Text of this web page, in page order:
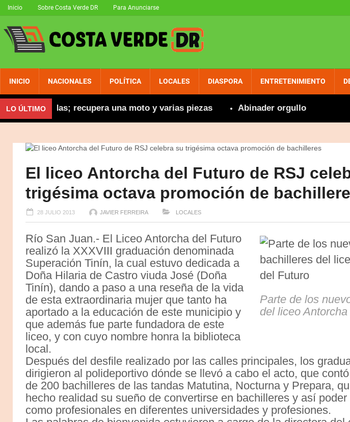
Inicio Sobre Costa Verde DR Para Anunciarse
INICIO NACIONALES POLÍTICA LOCALES DIASPORA ENTRETENIMIENTO
LO ÚLTIMO
robadas; recupera una moto y varias piezas Abinader orgulloso felicita a
El liceo Antorcha del Futuro de RSJ
trigésima octava promoción de
28 JULIO 2013 JAVIER FERREIRA LOCALES
Parte de los
del liceo
Río San Juan.- El Liceo Antorcha del Futuro
realizó la XXXVIII graduación denominada
Superación Tinín, la cual estuvo dedicada a
Doña Hilaria de Castro viuda José (Doña
Tinín), dando a paso a una reseña de la vida
de esta extraordinaria mujer que tanto ha
aportado a la educación de este municipio y
que además fue parte fundadora de este
liceo, y con cuyo nombre honra la biblioteca
local.
Después del desfile realizado por las calles principales, los
dirigieron al polideportivo dónde se llevó a cabo el acto, que
de 200 bachilleres de las tandas Matutina, Nocturna y Prepara,
hecho realidad su sueño de convertirse en bachilleres y así
como profesionales en diferentes universidades y profesiones.